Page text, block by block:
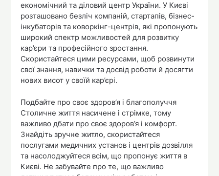
економічний та діловий центр України. У Києві
розташовано безліч компаній, стартапів, бізнес-
інкубаторів та коворкінг-центрів, які пропонують
широкий спектр можливостей для розвитку
кар’єри та професійного зростання.
Скористайтеся цими ресурсами, щоб розвинути
свої знання, навички та досвід роботи й досягти
нових висот у своїй кар’єрі.
Подбайте про своє здоров’я і благополуччя
Столичне життя насичене і стрімке, тому
важливо дбати про своє здоров’я і комфорт.
Знайдіть зручне житло, скористайтеся
послугами медичних установ і центрів дозвілля
та насолоджуйтеся всім, що пропонує життя в
Києві. Не забувайте про те, що важливо